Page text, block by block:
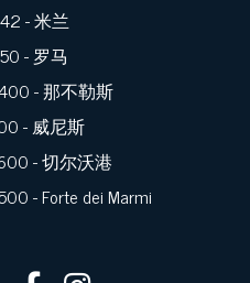
- 米兰
- 罗马
- 那不勒斯
- 威尼斯
- 切尔沃港
- Forte dei Marmi